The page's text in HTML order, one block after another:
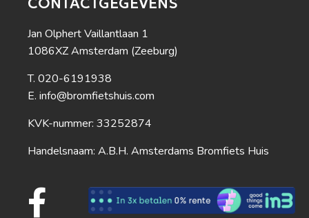
Jan Olphert Vaillantlaan 1
1086XZ Amsterdam (Zeeburg)
020-6191938
info@bromfietshuis.com
KVK-nummer: 33252874
Handelsnaam: A.B.H. Amsterdams Bromfiets Huis